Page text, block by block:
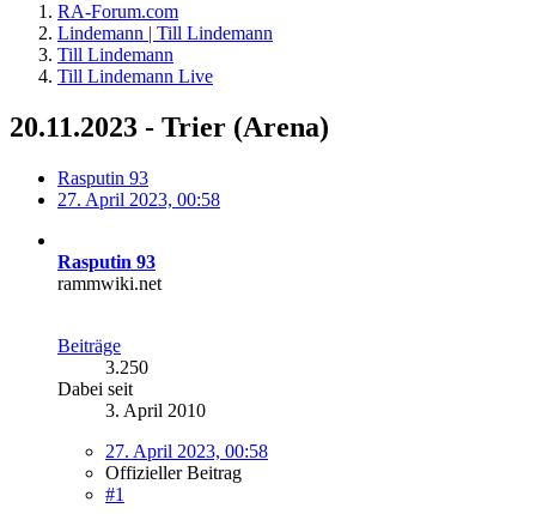
RA-Forum.com
Lindemann | Till Lindemann
Till Lindemann
Till Lindemann Live
20.11.2023 - Trier (Arena)
Rasputin 93
27. April 2023, 00:58
Rasputin 93
rammwiki.net
Beiträge
3.250
Dabei seit
3. April 2010
27. April 2023, 00:58
Offizieller Beitrag
#1